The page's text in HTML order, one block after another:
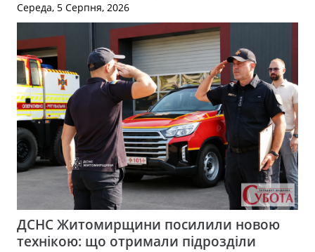
Середа, 5 Серпня, 2026
ДСНС Житомирщини посилили новою
технікою: що отримали підрозділи